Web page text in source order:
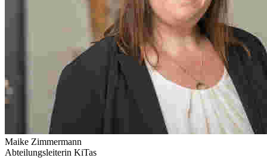
Maike Zimmermann
Abteilungsleiterin KiTas